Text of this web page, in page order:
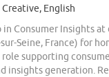
English
Consumer Insights at
Seine, France) for
supporting
insights generation.